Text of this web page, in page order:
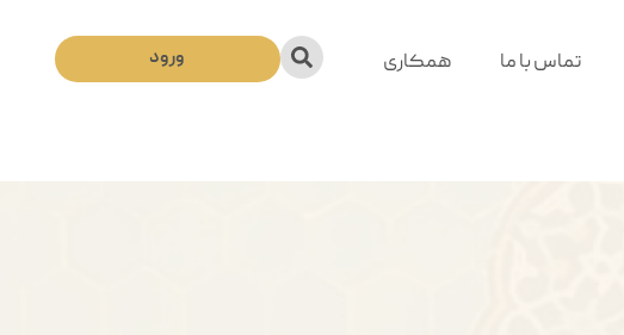
تماس با ما
همکاری
ورود